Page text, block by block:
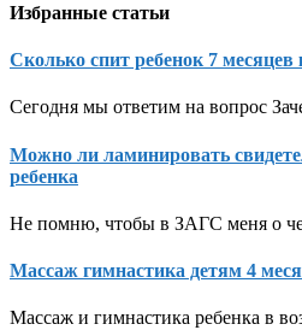
Избранные статьи
Сколько спит ребенок 7
Сегодня мы ответим на вопрос
Можно ли ламинировать
ребенка
Не помню, чтобы в ЗАГС меня о
Массаж гимнастика детям 4
Массаж и гимнастика ребенка в